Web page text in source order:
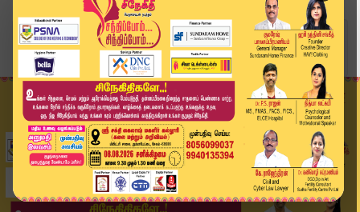
Home
வீடியோ ஸ்டோரி
Headlines Now | 6 PM Headlines | 13 DEC 2025 | ...